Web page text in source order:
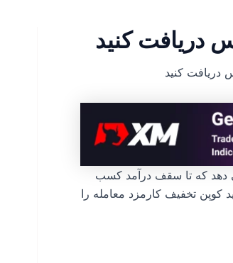
دهد که تا سقف درآمد کسب
کوپن تخفیف کارمزد معامله را